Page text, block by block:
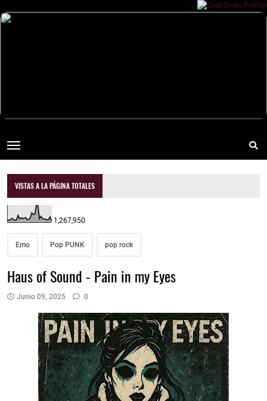
VISTAS A LA PÁGINA TOTALES
1,267,950
Emo Pop PUNK pop rock
Haus of Sound - Pain in my Eyes
Junio 09, 2025 0